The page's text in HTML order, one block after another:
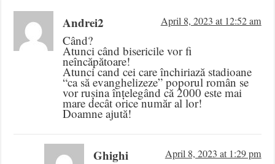
Andrei2 April 8, 2023 at 12:52 am
Când?
Atunci când bisericile vor fi
neîncăpătoare!
Atunci cand cei care închiriază stadioane
“ca să evanghelizeze” poporul român se
vor rușina înțelegând că 2000 este mai
mare decât orice număr al lor!
Doamne ajută!
Ghighi April 8, 2023 at 1:29 pm